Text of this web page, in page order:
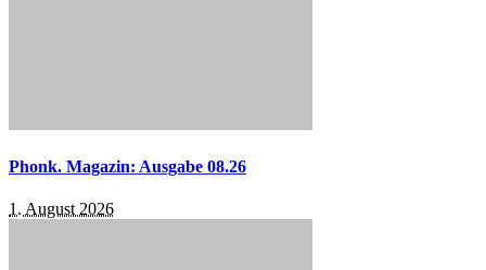
Phonk. Magazin: Ausgabe 08.26
1. August 2026